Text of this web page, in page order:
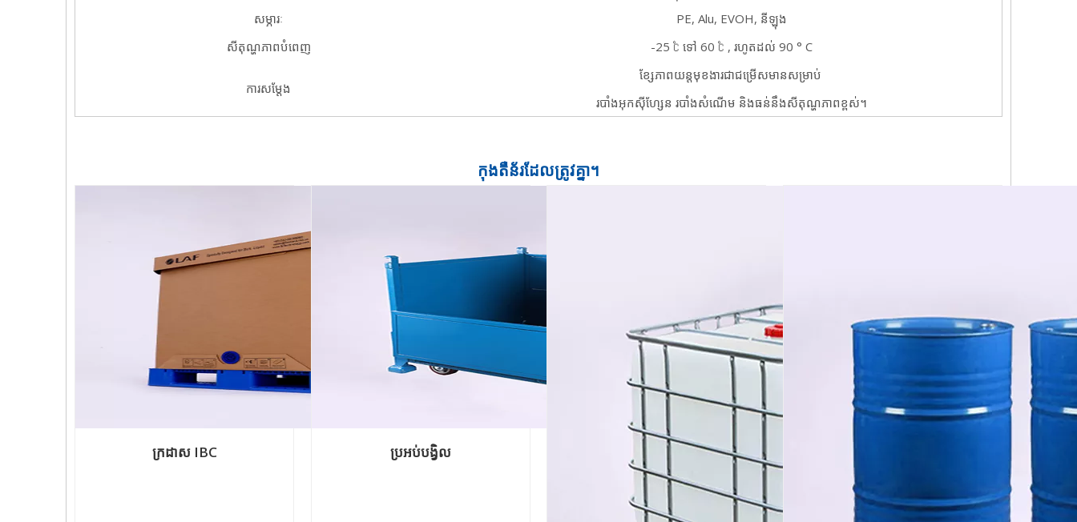
សម្ភារៈ
PE, Alu, EVOH, នីឡុង
សីតុណ្ហភាពបំពេញ
-25 ℃ ទៅ 60 ℃ , រហូតដល់ 90 ° C
ការសម្តែង
ខ្សែភាពយន្តមុខងារជាជម្រើសមានសម្រាប់
របាំងអុកស៊ីហ្សែន របាំងសំណើម និងធន់នឹងសីតុណ្ហភាពខ្ពស់។
កុងតឺន័រដែលត្រូវគ្នា។
ក្រដាស IBC ប្រអប់បង្វិល